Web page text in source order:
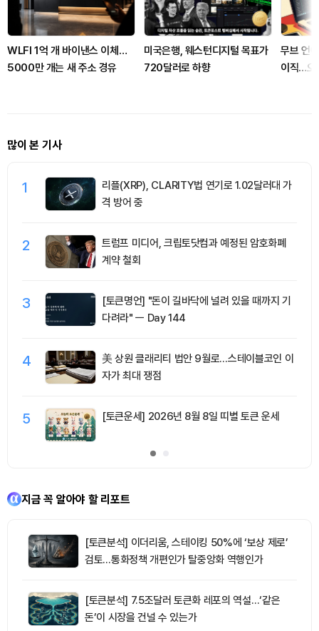
WLFI 1억 개 바이낸스 이체…
5000만 개는 새 주소 경유
미국은행, 웨스턴디지털 목표가
720달러로 하향
무브 언
이직…오
많이 본 기사
1
리플(XRP), CLARITY법 연기로 1.02달러대 가
격 방어 중
2
트럼프 미디어, 크립토닷컴과 예정된 암호화폐
계약 철회
3
[토큰명언] "돈이 길바닥에 널려 있을 때까지 기
다려라" ㅡ Day 144
4
美 상원 클래리티 법안 9월로…스테이블코인 이
자가 최대 쟁점
5 [토큰운세] 2026년 8월 8일 띠별 토큰 운세
지금 꼭 알아야 할 리포트
[토큰분석] 이더리움, 스테이킹 50%에 ‘보상 제로’
검토…통화정책 개편인가 탈중앙화 역행인가
[토큰분석] 7.5조달러 토큰화 레포의 역설…‘같은
돈’이 시장을 건널 수 있는가